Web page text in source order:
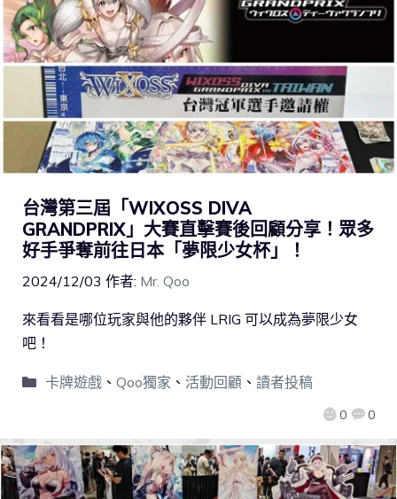
台灣第三屆「WIXOSS DIVA
GRANDPRIX」大賽直擊賽後回顧分享！眾多
好手爭奪前往日本「夢限少女杯」！
2024/12/03 作者: Mr. Qoo
0 0
來看看是哪位玩家與他的夥伴 LRIG 可以成為夢限少女
吧！
卡牌遊戲、 Qoo獨家 、 活動回顧、 讀者投稿